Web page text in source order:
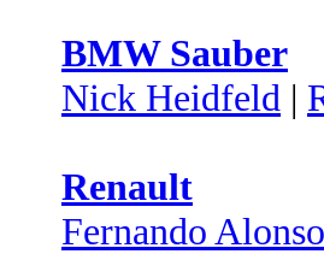
BMW Sauber
Nick Heidfeld |
Renault
Fernando Alonso